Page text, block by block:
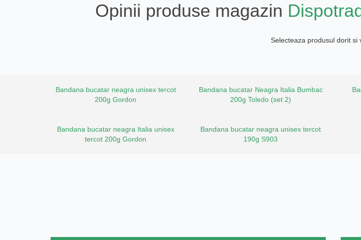
Opinii produse magazin
Selecteaza produsul dorit si
Bandana bucatar neagra unisex tercot
200g Gordon
Bandana bucatar Neagra Italia Bumbac
200g Toledo (set 2)
Bandana bucatar neagra Italia unisex
tercot 200g Gordon
Bandana bucatar neagra unisex tercot
190g S903